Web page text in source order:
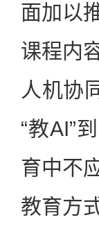
面加以
课程内
人机协
“教AI”
育中不
教育方